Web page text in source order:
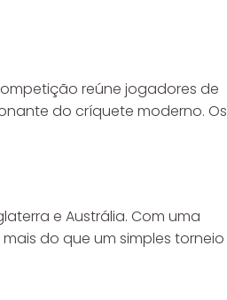
reúne jogadores de
do críquete moderno. Os
e Austrália. Com uma
do que um simples torneio